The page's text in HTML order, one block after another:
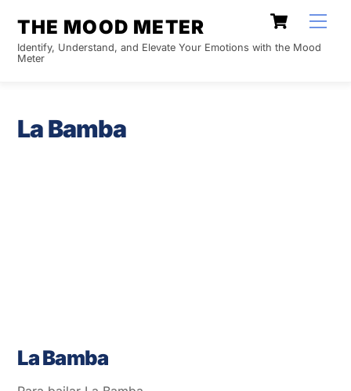
content
Cart
THE MOOD METER
Identify, Understand, and Elevate Your Emotions with the Mood
Meter
La Bamba
La Bamba